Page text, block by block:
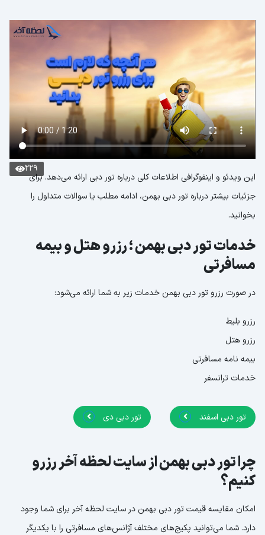
229
این ویدئو و اینفوگرافی اطلاعات کلی درباره تور دبی ارائه می‌دهد. برای
جزئیات بیشتر درباره تور دبی بهمن، ادامه مطلب یا سوالات متداول را
بخوانید.
خدمات تور دبی بهمن ؛ رزرو هتل و بیمه
مسافرتی
در صورت رزرو تور دبی بهمن خدمات زیر به شما ارائه می‌شود:
رزرو بلیط
رزرو هتل
بیمه نامه مسافرتی
خدمات ترانسفر
تور دبی اسفند تور دبی دی
چرا تور دبی بهمن از سایت لحظه آخر رزرو
کنیم؟
امکان مقایسه قیمت تور دبی بهمن در سایت لحظه آخر برای شما وجود
دارد. شما می‌توانید پکیج‌های مختلف آژانس‌های مسافرتی را با یکدیگر